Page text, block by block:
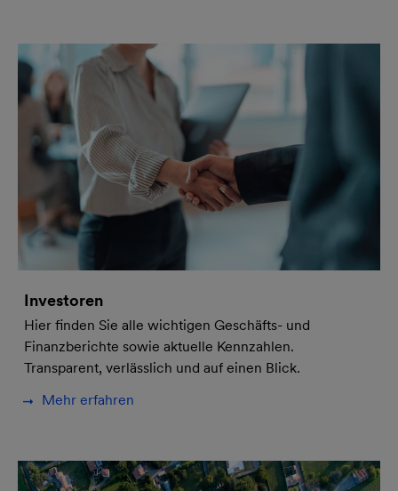
Investoren
Hier finden Sie alle wichtigen Geschäfts- und
Finanzberichte sowie aktuelle Kennzahlen.
Transparent, verlässlich und auf einen Blick.
Mehr erfahren